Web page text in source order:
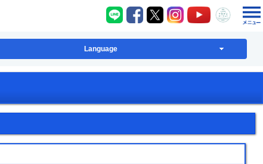
八千代町LINE
八千代町Facebook
八千代町X八千代町Instagram
八千代町八千代
Language